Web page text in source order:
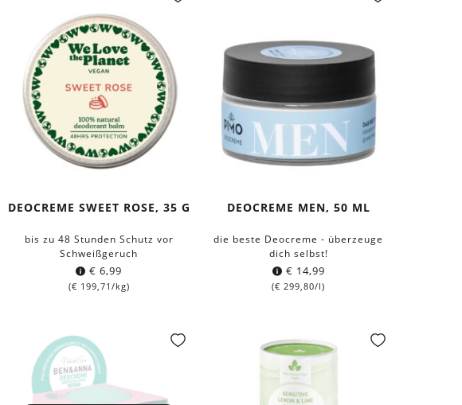
DEOCREME SWEET ROSE, 35 G
bis zu 48 Stunden Schutz vor
Schweißgeruch
€ 6,99
(€ 199,71 /kg)
DEOCREME MEN, 50 ML
die beste Deocreme - überzeuge
dich selbst!
€ 14,99
(€ 299,80/l)